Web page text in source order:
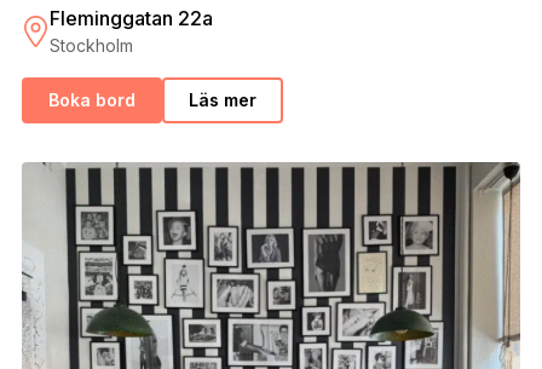
Fleminggatan 22a
Stockholm
Boka bord Läs mer